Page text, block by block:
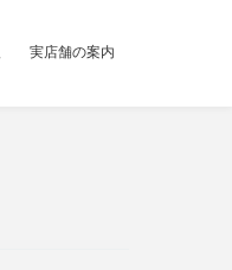
実店舗の案内